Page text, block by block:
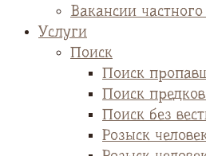
Вакансии
Услуги
Поиск
Поиск
Поиск
Поиск без
Розыск